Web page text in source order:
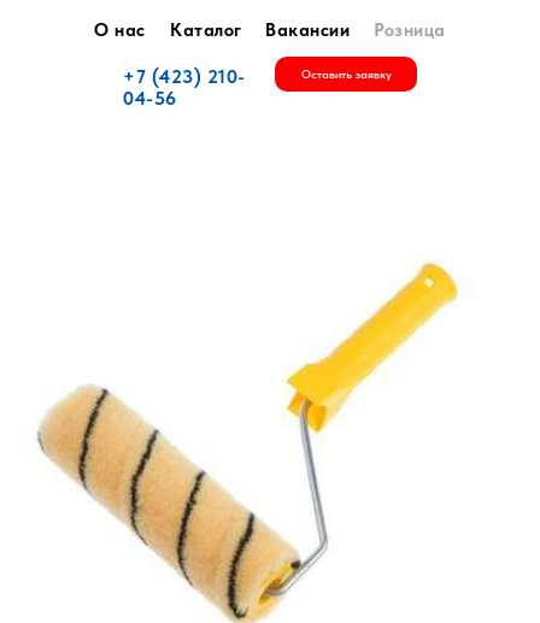
+7 (423) 210-
04-56
Оставить заявку
О нас Каталог Вакансии Розница